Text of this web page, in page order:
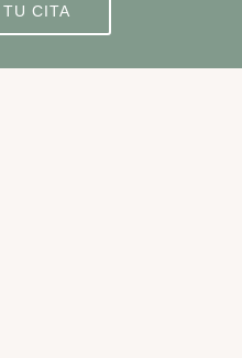
TU CITA